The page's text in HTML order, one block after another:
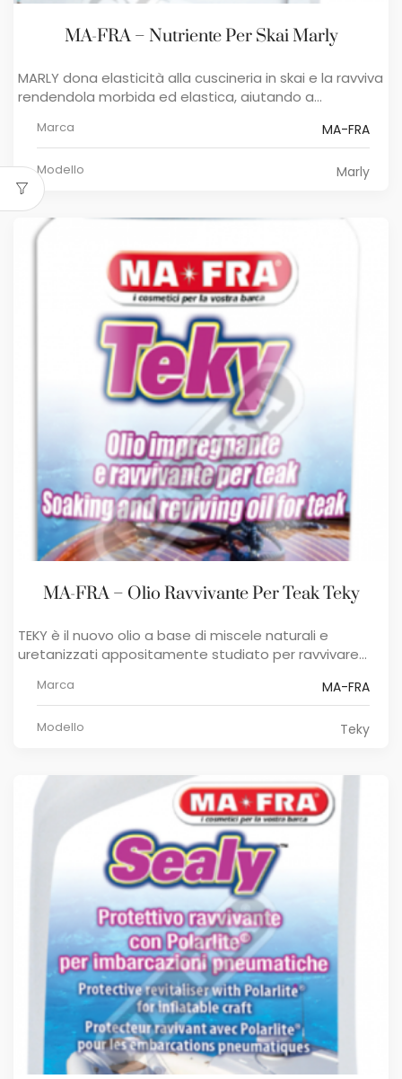
MA-FRA – Nutriente Per Skai Marly
MARLY dona elasticità alla cuscineria in skai e la ravviva
rendendola morbida ed elastica, aiutando a...
Marca MA-FRA
Modello Marly
MA-FRA – Olio Ravvivante Per Teak Teky
TEKY è il nuovo olio a base di miscele naturali e
uretanizzati appositamente studiato per ravvivare...
Marca MA-FRA
Modello Teky